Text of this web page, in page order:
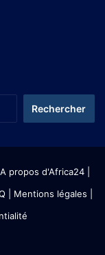
A propos d'Africa24|
| Mentions légales